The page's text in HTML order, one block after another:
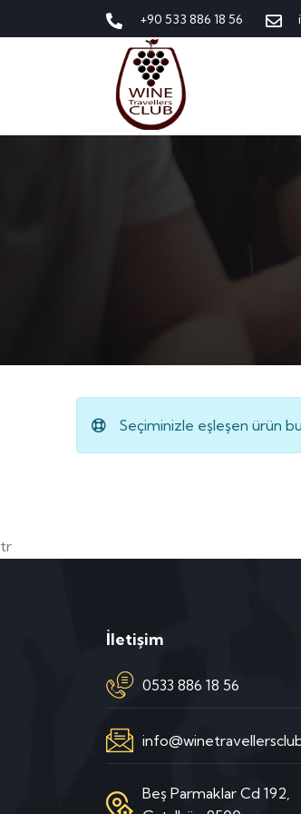
+90 533 886 18 56
Seçiminizle eşleşen ürün
tr
İletişim
0533 886 18 56
Beş Parmaklar Cd 192,